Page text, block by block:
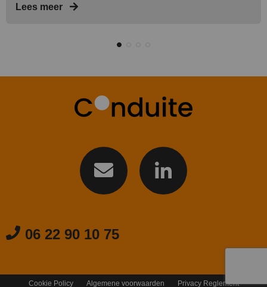
Lees meer
06 22 90 10 75
Cookie Policy Algemene voorwaarden Privacy Reglement